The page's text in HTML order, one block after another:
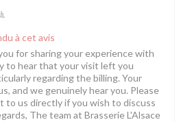
à cet avis
for sharing your experience with
to hear that your visit left you
regarding the billing. Your
and we genuinely hear you. Please
to us directly if you wish to discuss
The team at Brasserie L'Alsace